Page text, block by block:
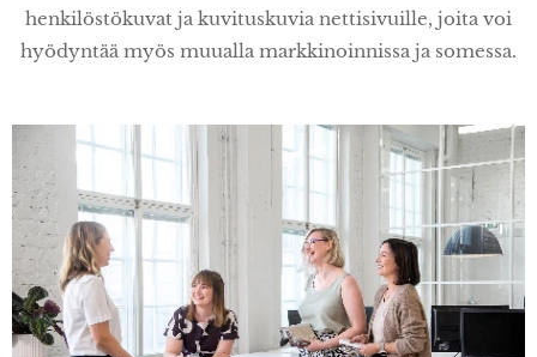
henkilöstökuvat ja kuvituskuvia nettisivuille, joita voi
hyödyntää myös muualla markkinoinnissa ja somessa.